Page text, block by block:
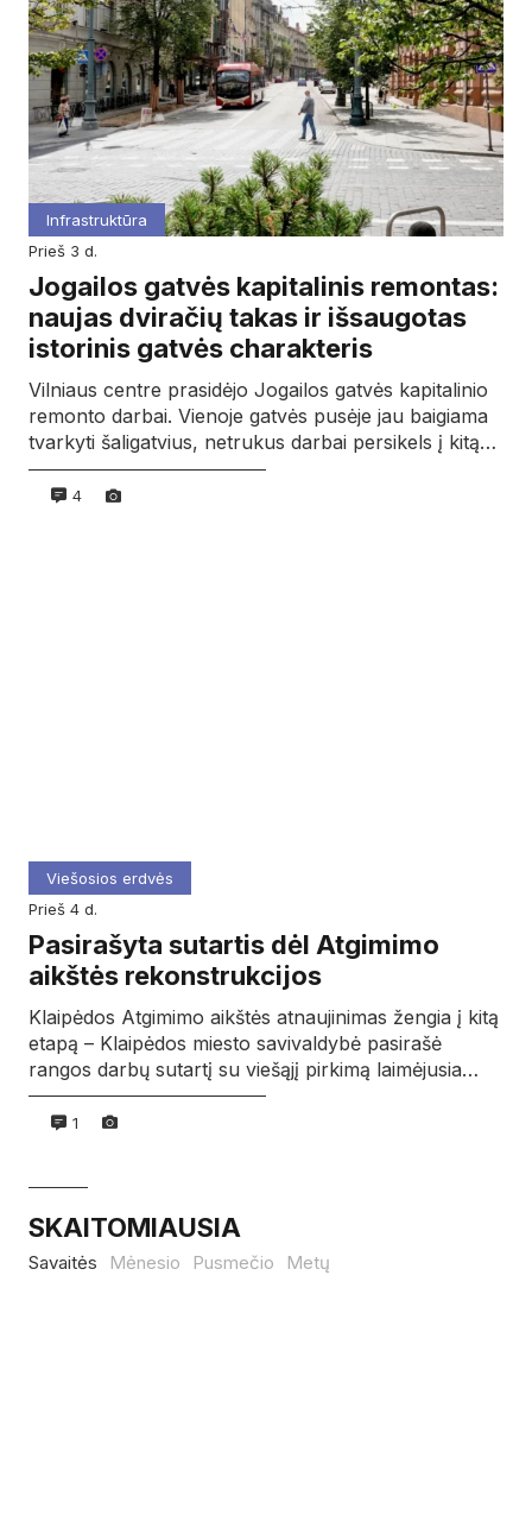
Infrastruktūra
prieš 3 d.
Jogailos gatvės kapitalinis remontas:
naujas dviračių takas ir išsaugotas
istorinis gatvės charakteris
Vilniaus centre prasidėjo Jogailos gatvės kapitalinio
remonto darbai. Vienoje gatvės pusėje jau baigiama
tvarkyti šaligatvius, netrukus darbai persikels į kitą…
4
Viešosios erdvės
prieš 4 d.
Pasirašyta sutartis dėl Atgimimo
aikštės rekonstrukcijos
Klaipėdos Atgimimo aikštės atnaujinimas žengia į kitą
etapą – Klaipėdos miesto savivaldybė pasirašė
rangos darbų sutartį su viešąjį pirkimą laimėjusia…
1
SKAITOMIAUSIA
Savaitės Mėnesio Pusmečio Metų